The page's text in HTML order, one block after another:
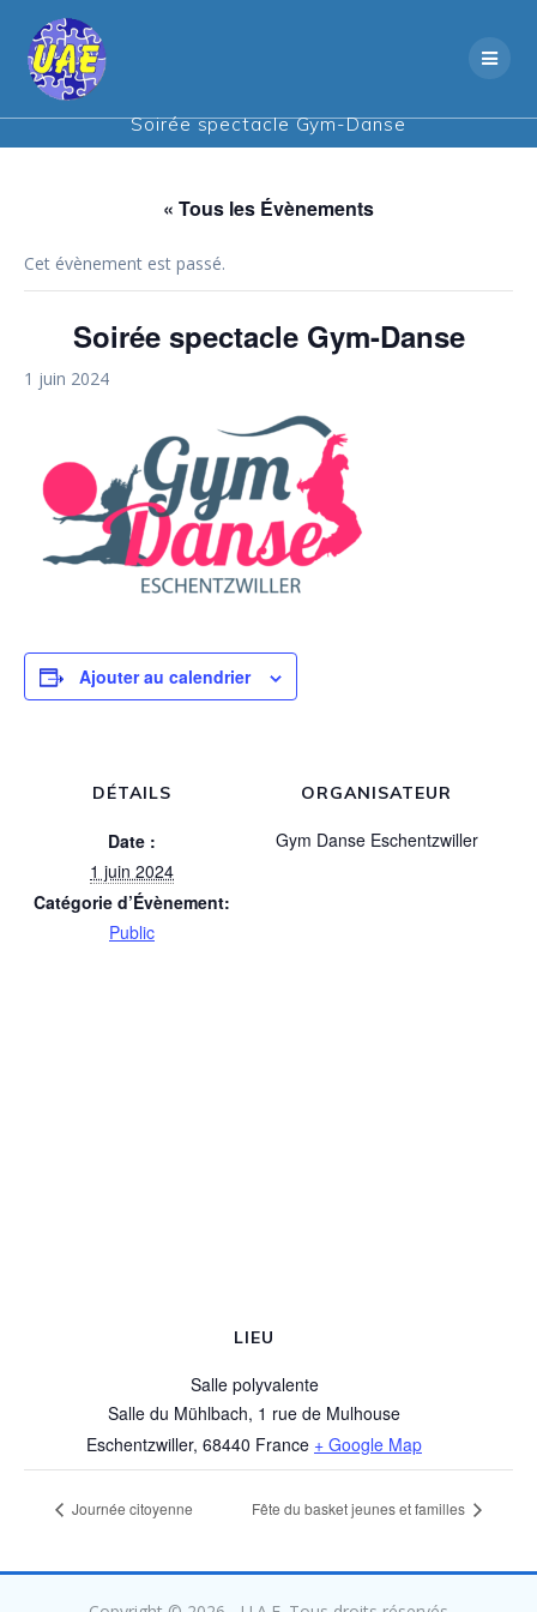
Soirée spectacle Gym-Danse
« Tous les Évènements
Cet évènement est passé.
Soirée spectacle Gym-Danse
1 juin 2024
Ajouter au calendrier
DÉTAILS
Date :
1 juin 2024
Catégorie d’Évènement:
Public
ORGANISATEUR
Gym Danse Eschentzwiller
LIEU
Salle polyvalente
Salle du Mühlbach, 1 rue de Mulhouse
Eschentzwiller, 68440 France + Google Map
Journée citoyenne Fête du basket jeunes et familles